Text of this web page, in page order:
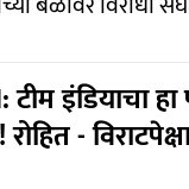
टीम इंडियाचा
-